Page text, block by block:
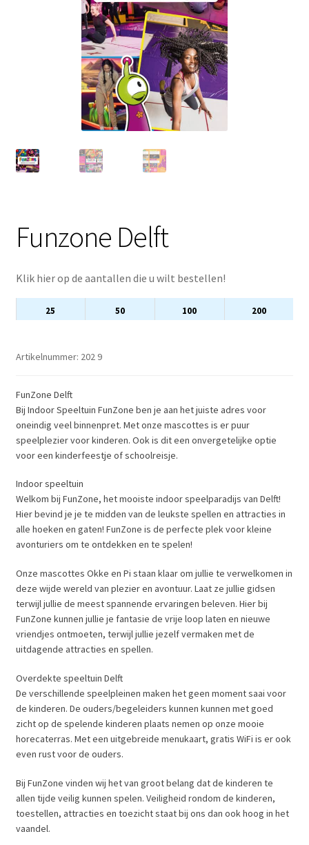
Funzone Delft
Klik hier op de aantallen die u wilt bestellen!
25 50 100 200
Artikelnummer: 202 9
FunZone Delft
Bij Indoor Speeltuin FunZone ben je aan het juiste adres voor
oneindig veel binnenpret. Met onze mascottes is er puur
speelplezier voor kinderen. Ook is dit een onvergetelijke optie
voor een kinderfeestje of schoolreisje.
Indoor speeltuin
Welkom bij FunZone, het mooiste indoor speelparadijs van Delft!
Hier bevind je je te midden van de leukste spellen en attracties in
alle hoeken en gaten! FunZone is de perfecte plek voor kleine
avonturiers om te ontdekken en te spelen!
Onze mascottes Okke en Pi staan klaar om jullie te verwelkomen in
deze wijde wereld van plezier en avontuur. Laat ze jullie gidsen
terwijl jullie de meest spannende ervaringen beleven. Hier bij
FunZone kunnen jullie je fantasie de vrije loop laten en nieuwe
vriendjes ontmoeten, terwijl jullie jezelf vermaken met de
uitdagende attracties en spellen.
Overdekte speeltuin Delft
De verschillende speelpleinen maken het geen moment saai voor
de kinderen. De ouders/begeleiders kunnen kunnen met goed
zicht op de spelende kinderen plaats nemen op onze mooie
horecaterras. Met een uitgebreide menukaart, gratis WiFi is er ook
even rust voor de ouders.
Bij FunZone vinden wij het van groot belang dat de kinderen te
allen tijde veilig kunnen spelen. Veiligheid rondom de kinderen,
toestellen, attracties en toezicht staat bij ons dan ook hoog in het
vaandel.